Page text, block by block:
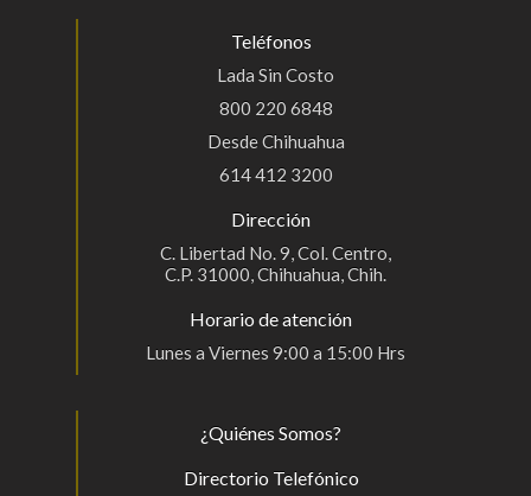
Teléfonos
Lada Sin Costo
800 220 6848
Desde Chihuahua
614 412 3200
Dirección
C. Libertad No. 9, Col. Centro,
C.P. 31000, Chihuahua, Chih.
Horario de atención
Lunes a Viernes 9:00 a 15:00 Hrs
¿Quiénes Somos?
Directorio Telefónico